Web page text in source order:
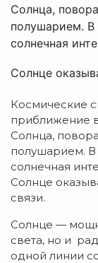
Солнца,
полушарием. В
солнечная
Солнце
Космические
приближение
Солнца,
полушарием. В
солнечная
Солнце
связи.
Солнце —
света, но и
одной линии